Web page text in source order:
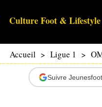
Culture Foot & Lifestyle
Accueil > Ligue 1 >
Suivre